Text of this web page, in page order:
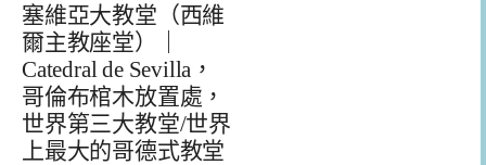
塞維亞大教堂（西維
爾主教座堂）｜
Catedral de Sevilla，
哥倫布棺木放置處，
世界第三大教堂/世界
上最大的哥德式教堂